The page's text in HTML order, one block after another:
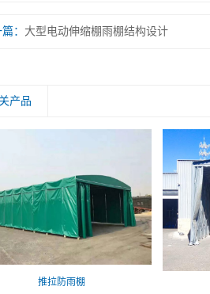
： 大型电动伸缩棚雨棚结构设计
产品
推拉防雨棚